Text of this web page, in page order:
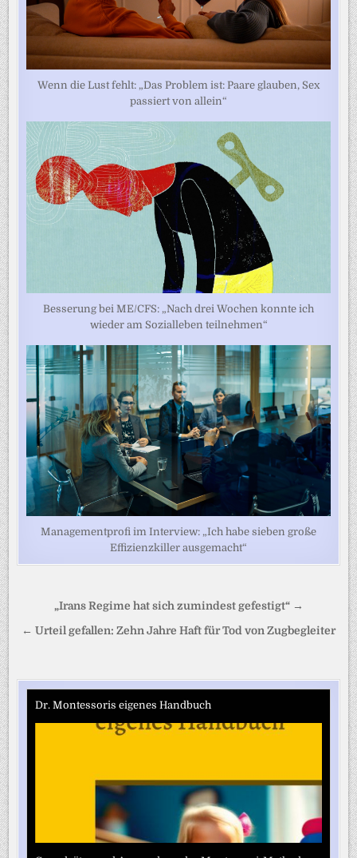
Wenn die Lust fehlt: „Das Problem ist: Paare glauben, Sex
passiert von allein“
Besserung bei ME/CFS: „Nach drei Wochen konnte ich
wieder am Sozialleben teilnehmen“
Managementprofi im Interview: „Ich habe sieben große
Effizienzkiller ausgemacht“
Beitragsnavigation
„Irans Regime hat sich zumindest gefestigt“ →
← Urteil gefallen: Zehn Jahre Haft für Tod von Zugbegleiter
Dr. Montessoris eigenes Handbuch